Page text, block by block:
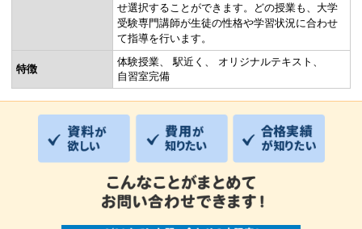
せ選択することができます。どの授業も、大学
受験専門講師が生徒の性格や学習状況に合わせ
て指導を行います。
特徴
体験授業 駅近く
オリジナルテキスト
自習室完備